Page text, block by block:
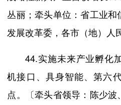
丛丽；牵头单位：省工业
发展改革委，各市（地）人
44.实施未来产业孵化
机接口、具身智能、第六
点。〔牵头省领导：陈少